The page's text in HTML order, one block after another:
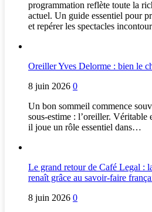
programmation reflète toute la
actuel. Un guide essentiel pour
et repérer les spectacles
Oreiller Yves Delorme : bien le
8 juin 2026 0
Un bon sommeil commence
sous-estime : l’oreiller. Véritable
il joue un rôle essentiel dans…
Le grand retour de Café Legal :
renaît grâce au savoir-faire
8 juin 2026 0